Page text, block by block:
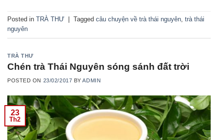
Posted in TRÀ THƯ Tagged câu chuyện về trà thái nguyên, trà thái
nguyên
TRÀ THƯ
Chén trà Thái Nguyên sóng sánh đất trời
POSTED ON 23/02/2017 BYADMIN
23
Th2